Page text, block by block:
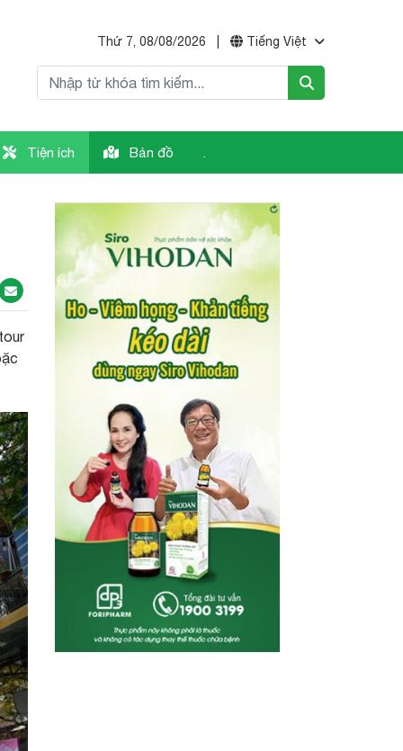
Thứ 7, 08/08/2026 Tiếng Việt
Tiện ích Bản đồ .